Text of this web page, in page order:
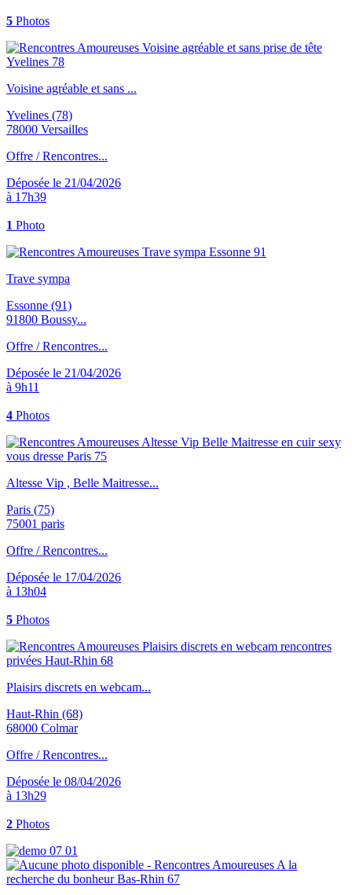
5 Photos
Voisine agréable et sans ...
Yvelines (78)
78000 Versailles
Offre / Rencontres...
Déposée le 21/04/2026
à 17h39
1 Photo
Trave sympa
Essonne (91)
91800 Boussy...
Offre / Rencontres...
Déposée le 21/04/2026
à 9h11
4 Photos
Altesse Vip , Belle Maitresse...
Paris (75)
75001 paris
Offre / Rencontres...
Déposée le 17/04/2026
à 13h04
5 Photos
Plaisirs discrets en webcam...
Haut-Rhin (68)
68000 Colmar
Offre / Rencontres...
Déposée le 08/04/2026
à 13h29
2 Photos